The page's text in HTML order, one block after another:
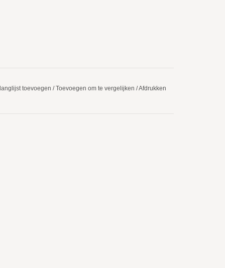
toevoegen /Toevoegen om te vergelijken /Afdrukken